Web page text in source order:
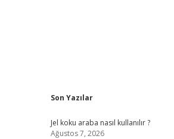
Sidebar
Son Yazılar
Jel koku araba nasıl kullanılır ?
Ağustos 7, 2026